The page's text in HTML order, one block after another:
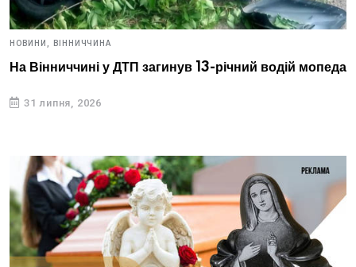
НОВИНИ, ВІННИЧЧИНА
На Вінниччині у ДТП загинув 13-річний водій мопеда
31 липня, 2026